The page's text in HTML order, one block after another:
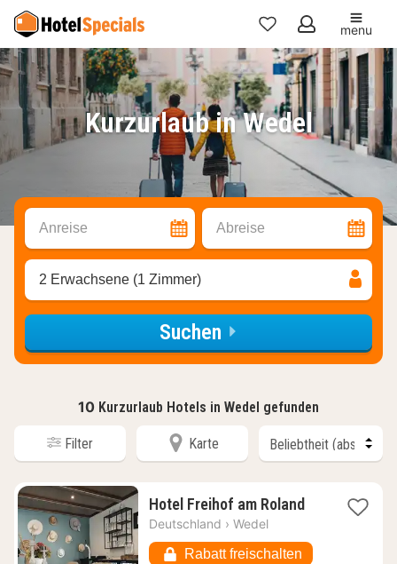
Meine
Favoriten
menu
Kurzurlaub in Wedel
Anreise Abreise
2 Erwachsene (1 Zimmer)
Suchen
10 Kurzurlaub Hotels in Wedel gefunden
Filter Karte
Hotel Freihof am Roland1
120,55
Deutschland › Wedel
Rabatt freischalten